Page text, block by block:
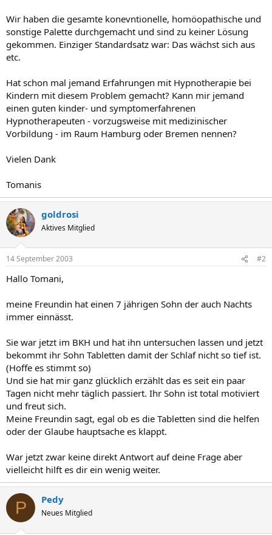
Wir haben die gesamte konevntionelle, homöopathische und
sonstige Palette durchgemacht und sind zu keiner Lösung
gekommen. Einziger Standardsatz war: Das wächst sich aus
etc.
Hat schon mal jemand Erfahrungen mit Hypnotherapie bei
Kindern mit diesem Problem gemacht? Kann mir jemand
einen guten kinder- und symptomerfahrenen
Hypnotherapeuten - vorzugsweise mit medizinischer
Vorbildung - im Raum Hamburg oder Bremen nennen?
Vielen Dank
Tomanis
goldrosi
Aktives Mitglied
14 September 2003 #2
Hallo Tomani,
meine Freundin hat einen 7 jährigen Sohn der auch Nachts
immer einnässt.
Sie war jetzt im BKH und hat ihn untersuchen lassen und jetzt
bekommt ihr Sohn Tabletten damit der Schlaf nicht so tief ist.
(Hoffe es stimmt so)
Und sie hat mir ganz glücklich erzählt das es seit ein paar
Tagen nicht mehr täglich passiert. Ihr Sohn ist total motiviert
und freut sich.
Meine Freundin sagt, egal ob es die Tabletten sind die helfen
oder der Glaube hauptsache es klappt.
War jetzt zwar keine direkt Antwort auf deine Frage aber
vielleicht hilft es dir ein wenig weiter.
P Pedy
Neues Mitglied